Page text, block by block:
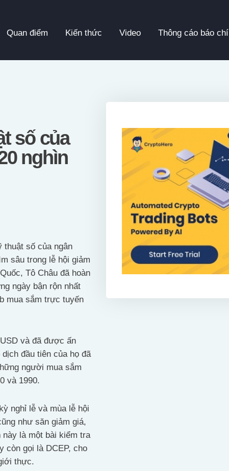
Quan điểm Kiến thức Video Thông cáo báo chí
Chí
số của
nghìn
thuật số của ngân
sâu trong lễ hội giảm
Tô Châu đã hoàn
ngày bận rộn nhất
mua sắm trực tuyến
và đã được ấn
đầu tiên của họ đã
người mua sắm
và 1990.
nghỉ lễ và mùa lễ hội
như săn giảm giá,
là một bài kiểm tra
còn gọi là DCEP, cho
thực.